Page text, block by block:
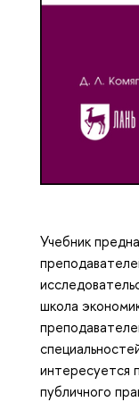
Учебник
школа
интересуется
публичного